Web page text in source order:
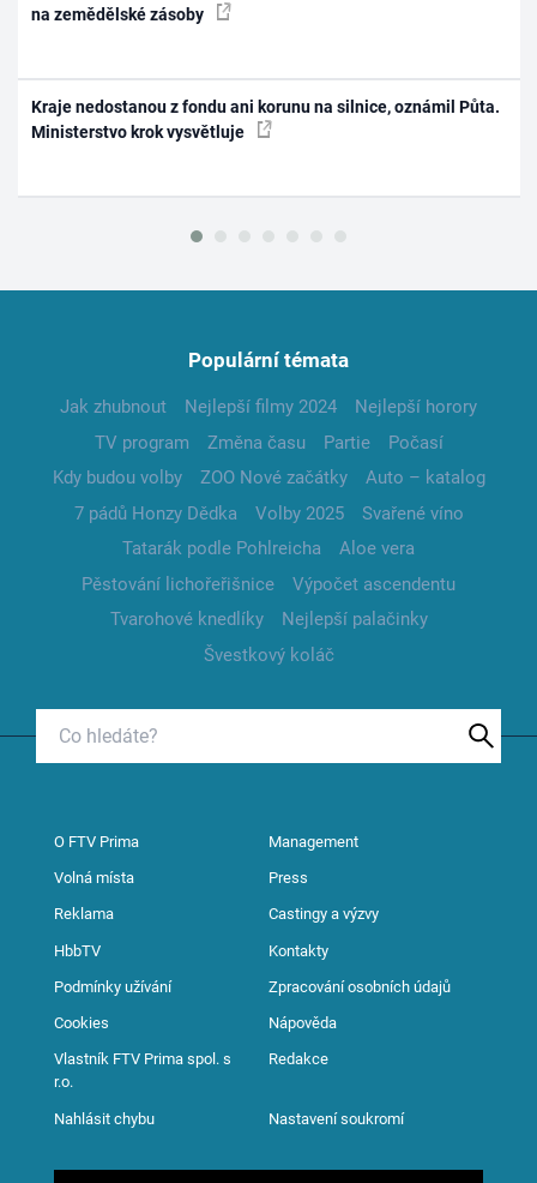
na zemědělské zásoby
Kraje nedostanou z fondu ani korunu na silnice, oznámil Půta.
Ministerstvo krok vysvětluje
Populární témata
Jak zhubnout Nejlepší filmy 2024
Nejlepší horory
TV program
Změna času Partie
Počasí
Kdy budou volby
ZOO Nové začátky
Auto – katalog
7 pádů Honzy Dědka
Volby 2025
Svařené víno
Tatarák podle Pohlreicha
Aloe vera
Pěstování lichořeřišnice
Výpočet ascendentu
Tvarohové knedlíky
Nejlepší palačinky
Švestkový koláč
O FTV Prima Management
Volná místa Press
Reklama Castingy a výzvy
HbbTV Kontakty
Podmínky užívání Zpracování osobních údajů
Cookies Nápověda
Vlastník FTV Prima spol. s
r.o.
Redakce
Nahlásit chybu Nastavení soukromí